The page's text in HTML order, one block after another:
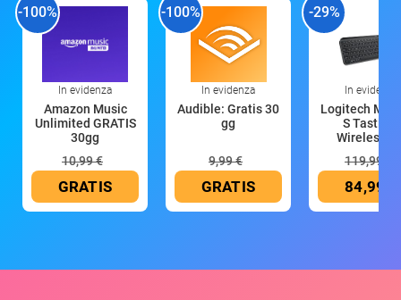
-100%
In evidenza
Amazon Music
Unlimited GRATIS
30gg
10,99 €
GRATIS
-100%
In evidenza
Audible: Gratis 30
gg
9,99 €
GRATIS
-29%
In evidenza
Logitech MX
S Tastiera
Wireless
119,99 €
84,99 €